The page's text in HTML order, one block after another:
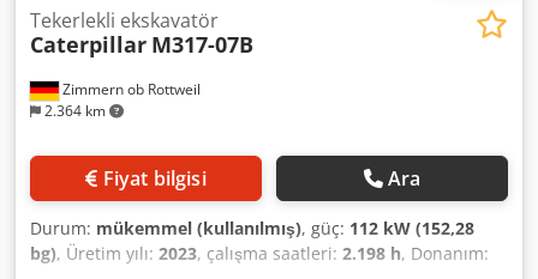
Zimmern ob Rottweil
2.364 km
Tekerlekli ekskavatör
Caterpillar M317-07B
Fiyat bilgisi Ara
Durum: mükemmel (kullanılmış), güç: 112 kW (152,28
bg), Üretim yılı: 2023, çalışma saatleri: 2.198 h, Donanım: